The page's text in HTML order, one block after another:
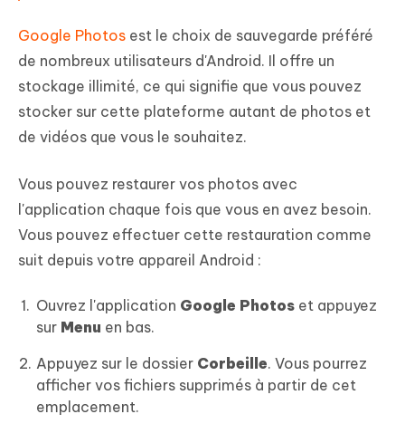
Google Photos est le choix de sauvegarde préféré
de nombreux utilisateurs d'Android. Il offre un
stockage illimité, ce qui signifie que vous pouvez
stocker sur cette plateforme autant de photos et
de vidéos que vous le souhaitez.
Vous pouvez restaurer vos photos avec
l'application chaque fois que vous en avez besoin.
Vous pouvez effectuer cette restauration comme
suit depuis votre appareil Android :
Ouvrez l'application Google Photos et appuyez
sur Menu en bas.
Appuyez sur le dossier Corbeille. Vous pourrez
afficher vos fichiers supprimés à partir de cet
emplacement.